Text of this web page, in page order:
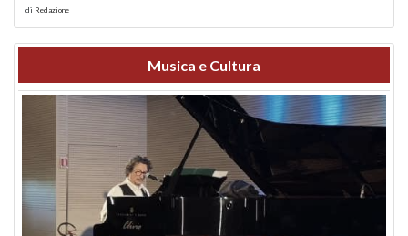
di Redazione
Musica e Cultura